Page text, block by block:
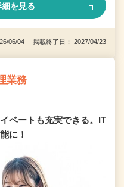
細を見る
06/04 掲載終了日： 2027/04/23
業務
ベートも充実できる。IT
に！